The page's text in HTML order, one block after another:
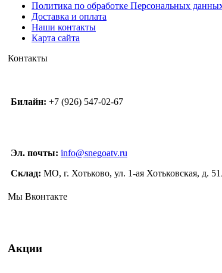
Политика по обработке Персональных
Доставка и оплата
Наши контакты
Карта сайта
Контакты
Билайн: +7 (926) 547-02-67
Эл. почты: info@snegoatv.ru
Склад: МО, г. Хотьково, ул. 1-ая Хотьковская, д.
Мы Вконтакте
Акции